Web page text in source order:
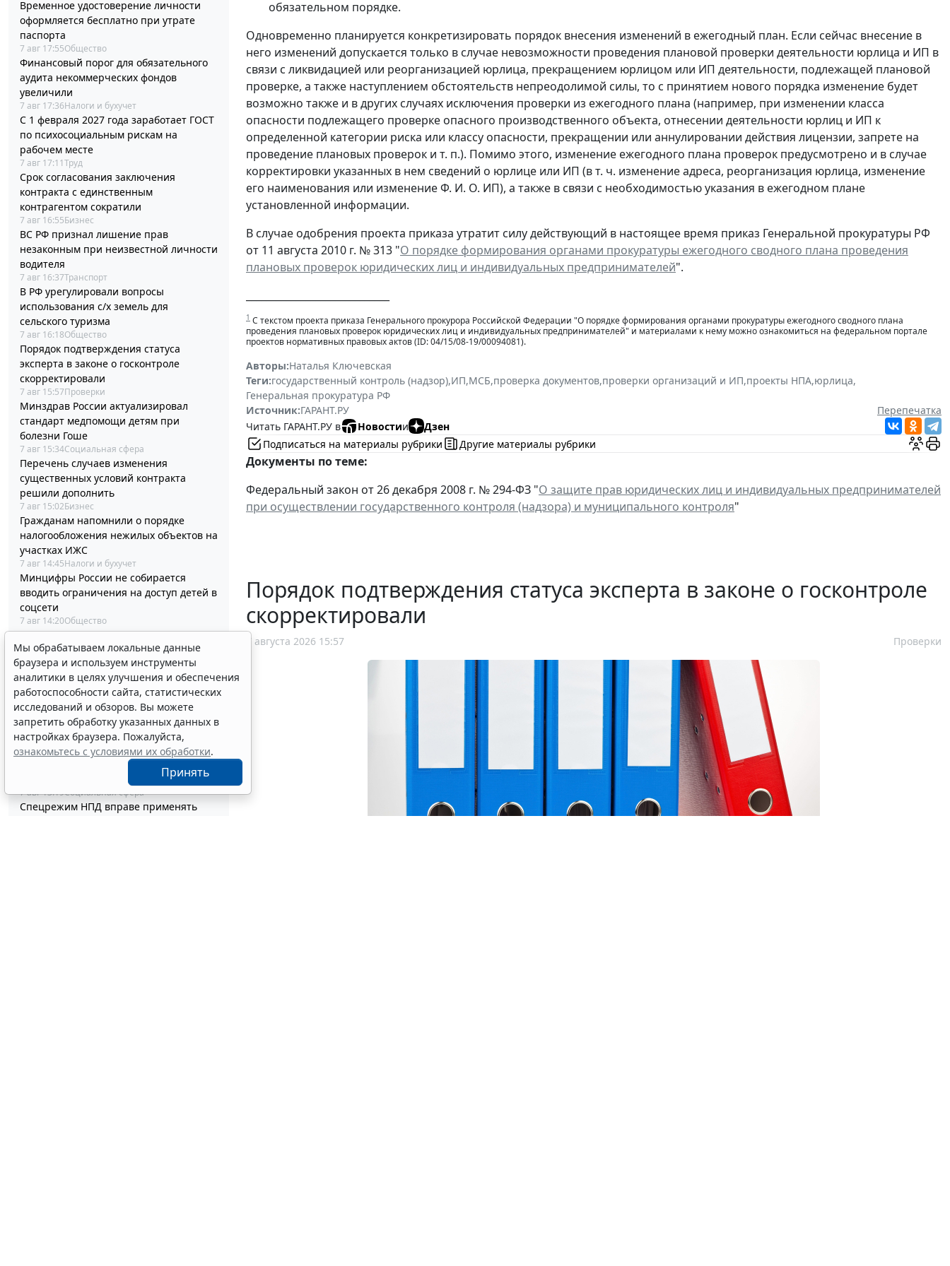
Временное удостоверение личности
оформляется бесплатно при утрате
паспорта
7 авг 17:55Общество
Финансовый порог для обязательного
аудита некоммерческих фондов
увеличили
7 авг 17:36Налоги и бухучет
С 1 февраля 2027 года заработает ГОСТ
по психосоциальным рискам на
рабочем месте
7 авг 17:11Труд
Срок согласования заключения
контракта с единственным
контрагентом сократили
7 авг 16:55Бизнес
ВС РФ признал лишение прав
незаконным при неизвестной личности
водителя
7 авг 16:37Транспорт
В РФ урегулировали вопросы
использования с/х земель для
сельского туризма
7 авг 16:18Общество
Порядок подтверждения статуса
эксперта в законе о госконтроле
скорректировали
7 авг 15:57Проверки
Минздрав России актуализировал
стандарт медпомощи детям при
болезни Гоше
7 авг 15:34Социальная сфера
Перечень случаев изменения
существенных условий контракта
решили дополнить
7 авг 15:02Бизнес
Гражданам напомнили о порядке
налогообложения нежилых объектов на
участках ИЖС
7 авг 14:45Налоги и бухучет
Минцифры России не собирается
вводить ограничения на доступ детей в
соцсети
7 авг 14:20Общество
Совет ФПА РФ утвердил новые
разъяснения по вопросам адвокатской
деятельности
7 авг 13:56Профессия
Каким документом оформить
реклассификацию задолженности
подотчетного лица
7 авг 13:37Бюджетный учет
Определены особенности включения
частных медорганизаций в реестр
7 авг 13:19Социальная сфера
Спецрежим НПД вправе применять
обязательном порядке.
Одновременно планируется конкретизировать порядок внесения изменений в ежегодный план. Если сейчас внесение в
него изменений допускается только в случае невозможности проведения плановой проверки деятельности юрлица и ИП в
связи с ликвидацией или реорганизацией юрлица, прекращением юрлицом или ИП деятельности, подлежащей плановой
проверке, а также наступлением обстоятельств непреодолимой силы, то с принятием нового порядка изменение будет
возможно также и в других случаях исключения проверки из ежегодного плана (например, при изменении класса
опасности подлежащего проверке опасного производственного объекта, отнесении деятельности юрлиц и ИП к
определенной категории риска или классу опасности, прекращении или аннулировании действия лицензии, запрете на
проведение плановых проверок и т. п.). Помимо этого, изменение ежегодного плана проверок предусмотрено и в случае
корректировки указанных в нем сведений о юрлице или ИП (в т. ч. изменение адреса, реорганизация юрлица, изменение
его наименования или изменение Ф. И. О. ИП), а также в связи с необходимостью указания в ежегодном плане
установленной информации.
В случае одобрения проекта приказа утратит силу действующий в настоящее время приказ Генеральной прокуратуры РФ
от 11 августа 2010 г. № 313 "О порядке формирования органами прокуратуры ежегодного сводного плана проведения
плановых проверок юридических лиц и индивидуальных предпринимателей".
1 С текстом проекта приказа Генерального прокурора Российской Федерации "О порядке формирования органами прокуратуры ежегодного сводного плана
проведения плановых проверок юридических лиц и индивидуальных предпринимателей" и материалами к нему можно ознакомиться на федеральном портале
проектов нормативных правовых актов (ID: 04/15/08-19/00094081).
Авторы:Наталья Ключевская
Теги:государственный контроль (надзор),ИП,МСБ,проверка документов,проверки организаций и ИП,проекты НПА,юрлица,
Генеральная прокуратура РФ
Источник:ГАРАНТ.РУ
Перепечатка
Читать ГАРАНТ.РУ в
Новостии
Дзен
Подписаться на материалы рубрики
Другие материалы рубрики
Документы по теме:
Федеральный закон от 26 декабря 2008 г. № 294-ФЗ "О защите прав юридических лиц и индивидуальных предпринимателей
при осуществлении государственного контроля (надзора) и муниципального контроля"
Порядок подтверждения статуса эксперта в законе о госконтроле
скорректировали
7 августа 2026 15:57 Проверки
Мы обрабатываем локальные данные
браузера и используем инструменты
аналитики в целях улучшения и обеспечения
работоспособности сайта, статистических
исследований и обзоров. Вы можете
запретить обработку указанных данных в
настройках браузера. Пожалуйста,
ознакомьтесь с условиями их обработки.
Принять